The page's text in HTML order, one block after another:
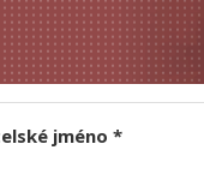
jméno *